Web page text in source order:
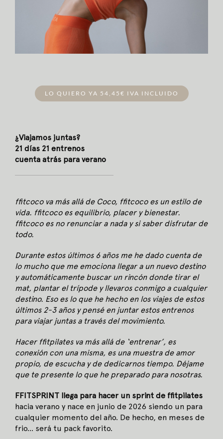
LO QUIERO YA 54,45€ IVA INCLUIDO
¿Viajamos juntas?
21 días 21 entrenos
cuenta atrás para verano
ffitcoco va más allá de Coco, ffitcoco es un estilo de
vida. ffitcoco es equilibrio, placer y bienestar.
ffitcoco es no renunciar a nada y si saber disfrutar de
todo.
Durante estos últimos 6 años me he dado cuenta de
lo mucho que me emociona llegar a un nuevo destino
y automáticamente buscar un rincón donde tirar el
mat, plantar el trípode y llevaros conmigo a cualquier
destino. Eso es lo que he hecho en los viajes de estos
últimos 2-3 años y pensé en juntar estos entrenos
para viajar juntas a través del movimiento.
Hacer ffitpilates va más allá de ‘entrenar’, es
conexión con una misma, es una muestra de amor
propio, de escucha y de dedicarnos tiempo. Déjame
que te presente lo que he preparado para nosotras.
FFITSPRINT llega para hacer un sprint de ffitpilates
hacia verano y nace en junio de 2026 siendo un para
cualquier momento del año. De hecho, en meses de
frio… será tu pack favorito.